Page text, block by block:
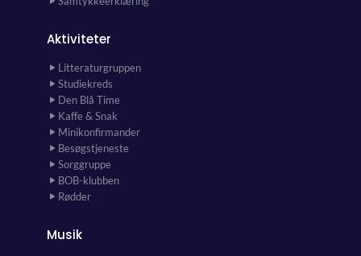
Aktiviteter
Litteraturgruppen
Studiekreds
Den Blå Time
Kaffe & Snak
Minikonfirmander
Besøgstjeneste
Sorggruppe
BOB-klubben
Rødder
Musik